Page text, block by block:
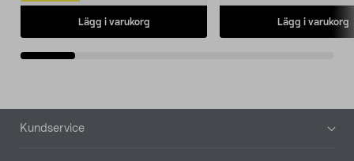
Lägg i varukorg Lägg i varukorg
Sidfot
Kundservice